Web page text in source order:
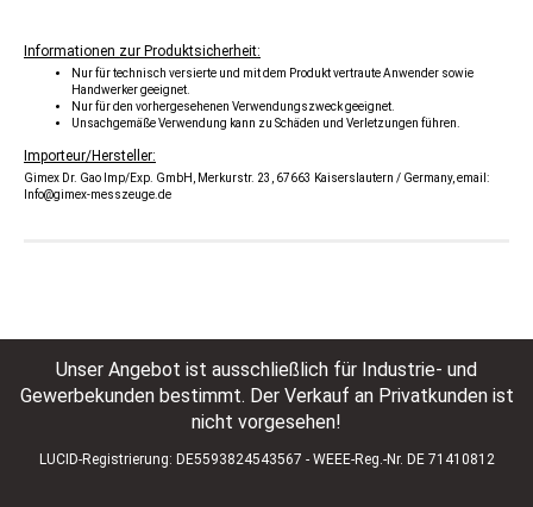
Informationen zur Produktsicherheit:
Nur für technisch versierte und mit dem Produkt vertraute Anwender sowie
Handwerker geeignet.
Nur für den vorhergesehenen Verwendungszweck geeignet.
Unsachgemäße Verwendung kann zu Schäden und Verletzungen führen.
Importeur/Hersteller:
Gimex Dr. Gao Imp/Exp. GmbH, Merkurstr. 23, 67663 Kaiserslautern / Germany, email:
Info@gimex-messzeuge.de
Unser Angebot ist ausschließlich für Industrie- und
Gewerbekunden bestimmt. Der Verkauf an Privatkunden ist
nicht vorgesehen!
LUCID-Registrierung: DE5593824543567 - WEEE-Reg.-Nr. DE 71410812